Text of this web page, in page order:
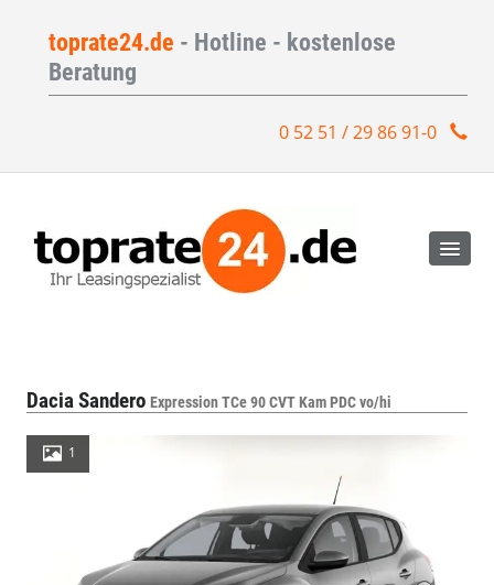
toprate24.de - Hotline - kostenlose
Beratung
0 52 51 / 29 86 91-0
Dacia Sandero Expression TCe 90 CVT Kam PDC vo/hi
1